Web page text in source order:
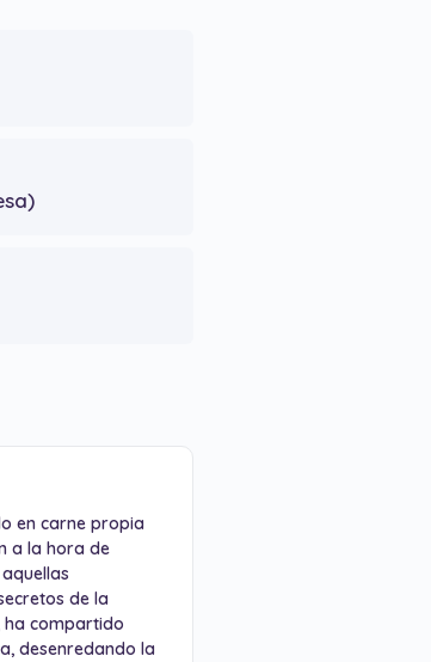
en carne propia
a la hora de
de la
ha compartido
desenredando la